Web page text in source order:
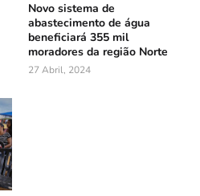
Novo sistema de
abastecimento de água
beneficiará 355 mil
moradores da região Norte
27 Abril, 2024